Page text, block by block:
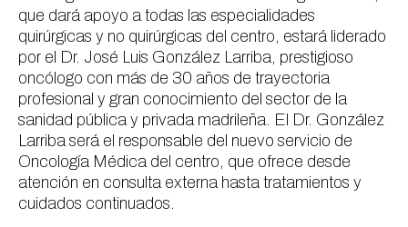
que dará apoyo a todas las especialidades
quirúrgicas y no quirúrgicas del centro, estará liderado
por el Dr. José Luis González Larriba, prestigioso
oncólogo con más de 30 años de trayectoria
profesional y gran conocimiento del sector de la
sanidad pública y privada madrileña. El Dr. González
Larriba será el responsable del nuevo servicio de
Oncología Médica del centro, que ofrece desde
atención en consulta externa hasta tratamientos y
cuidados continuados.